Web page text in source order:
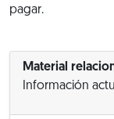
pagar.
Material
Información